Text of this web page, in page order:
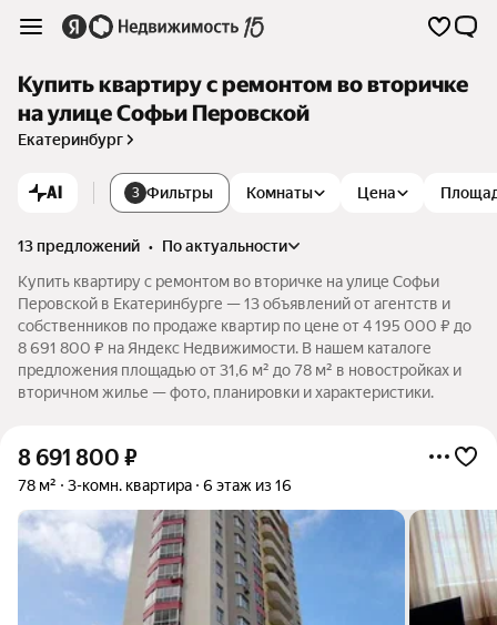
Купить квартиру с ремонтом во вторичке
на улице Софьи Перовской
Екатеринбург
AI 3 Фильтры Комнаты Цена
13 предложений •
по актуальности
Купить квартиру с ремонтом во вторичке на улице Софьи
Перовской в Екатеринбурге — 13 объявлений от агентств и
собственников по продаже квартир по цене от 4 195 000 ₽ до
8 691 800 ₽ на Яндекс Недвижимости. В нашем каталоге
предложения площадью от 31,6 м² до 78 м² в новостройках и
вторичном жилье — фото, планировки и характеристики.
8 691 800 ₽
78 м² 3-комн. квартира 6 этаж из 16